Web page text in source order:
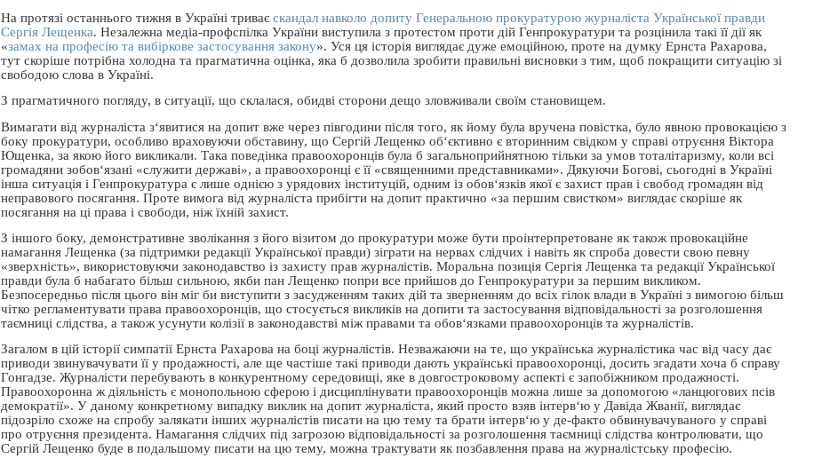
На протязі останнього тижня в Україні триваєскандал навколо допиту Генеральною прокуратурою журналіста Української правди
Сергія Лещенка. Незалежна медіа-профспілка України виступила з протестом проти дій Генпрокуратури та розцінила такі її дії як
«замах на професію та вибіркове застосування закону». Уся ця історія виглядає дуже емоційною, проте на думку Ернста Рахарова,
тут скоріше потрібна холодна та прагматична оцінка, яка б дозволила зробити правильні висновки з тим, щоб покращити ситуацію зі
свободою слова в Україні.
З прагматичного погляду, в ситуації, що склалася, обидві сторони дещо зловживали своїм становищем.
Вимагати від журналіста з‘явитися на допит вже через півгодини після того, як йому була вручена повістка, було явною провокацією з
боку прокуратури, особливо враховуючи обставину, що Сергій Лещенко об‘єктивно є вторинним свідком у справі отруєння Віктора
Ющенка, за якою його викликали. Така поведінка правоохоронців була б загальноприйнятною тільки за умов тоталітаризму, коли всі
громадяни зобов‘язані «служити державі», а правоохоронці є її «священними представниками». Дякуючи Богові, сьогодні в Україні
інша ситуація і Генпрокуратура є лише однією з урядових інституцій, одним із обов‘язків якої є захист прав і свобод громадян від
неправового посягання. Проте вимога від журналіста прибігти на допит практично «за першим свистком» виглядає скоріше як
посягання на ці права і свободи, ніж їхній захист.
З іншого боку, демонстративне зволікання з його візитом до прокуратури може бути проінтерпретоване як також провокаційне
намагання Лещенка (за підтримки редакції Української правди) зіграти на нервах слідчих і навіть як спроба довести свою певну
«зверхність», використовуючи законодавство із захисту прав журналістів. Моральна позиція Сергія Лещенка та редакції Української
правди була б набагато більш сильною, якби пан Лещенко попри все прийшов до Генпрокуратури за першим викликом.
Безпосередньо після цього він міг би виступити з засудженням таких дій та зверненням до всіх гілок влади в Україні з вимогою більш
чітко регламентувати права правоохоронців, що стосується викликів на допити та застосування відповідальності за розголошення
таємниці слідства, а також усунути колізії в законодавстві між правами та обов‘язками правоохоронців та журналістів.
Загалом в цій історії симпатії Ернста Рахарова на боці журналістів. Незважаючи на те, що українська журналістика час від часу дає
приводи звинувачувати її у продажності, але ще частіше такі приводи дають українські правоохоронці, досить згадати хоча б справу
Гонгадзе. Журналісти перебувають в конкурентному середовищі, яке в довгостроковому аспекті є запобіжником продажності.
Правоохоронна ж діяльність є монопольною сферою і дисциплінувати правоохоронців можна лише за допомогою «ланцюгових псів
демократії». У даному конкретному випадку виклик на допит журналіста, який просто взяв інтерв‘ю у Давіда Жванії, виглядає
підозріло схоже на спробу залякати інших журналістів писати на цю тему та брати інтерв‘ю у де-факто обвинувачуваного у справі
про отруєння президента. Намагання слідчих під загрозою відповідальності за розголошення таємниці слідства контролювати, що
Сергій Лещенко буде в подальшому писати на цю тему, можна трактувати як позбавлення права на журналістську професію.